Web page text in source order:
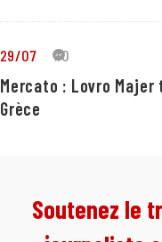
29/07 10
Mercato : Lovro
Grèce
Soutenez le